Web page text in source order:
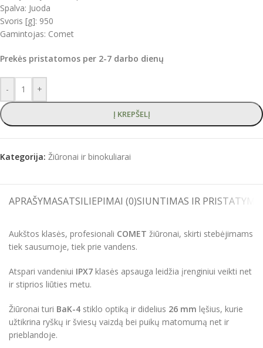
Spalva: Juoda
Svoris [g]: 950
Gamintojas: Comet
Prekės pristatomos per 2-7 darbo dienų
- +
Į KREPŠELĮ
Kategorija: Žiūronai ir binokuliarai
APRAŠYMASATSILIEPIMAI (0)SIUNTIMAS IR
Aukštos klasės, profesionali COMET žiūronai, skirti stebėjimams
tiek sausumoje, tiek prie vandens.
Atspari vandeniui IPX7 klasės apsauga leidžia įrenginiui veikti net
ir stiprios liūties metu.
Žiūronai turi BaK-4 stiklo optiką ir didelius 26 mm lęšius, kurie
užtikrina ryškų ir šviesų vaizdą bei puikų matomumą net ir
prieblandoje.